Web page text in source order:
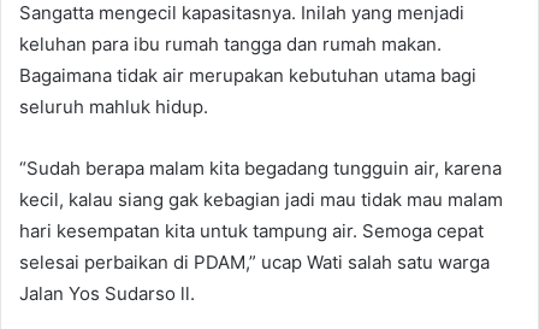
Sangatta mengecil kapasitasnya. Inilah yang menjadi
keluhan para ibu rumah tangga dan rumah makan.
Bagaimana tidak air merupakan kebutuhan utama bagi
seluruh mahluk hidup.
“Sudah berapa malam kita begadang tungguin air, karena
kecil, kalau siang gak kebagian jadi mau tidak mau malam
hari kesempatan kita untuk tampung air. Semoga cepat
selesai perbaikan di PDAM,” ucap Wati salah satu warga
Jalan Yos Sudarso ll.